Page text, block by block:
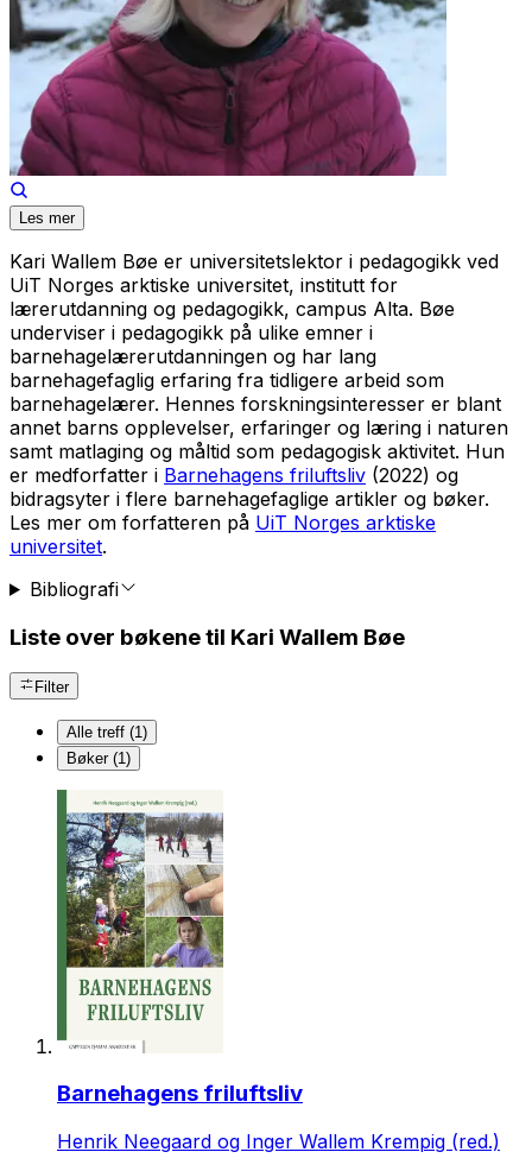
Les mer
Kari Wallem Bøe er universitetslektor i pedagogikk ved
UiT Norges arktiske universitet, institutt for
lærerutdanning og pedagogikk, campus Alta. Bøe
underviser i pedagogikk på ulike emner i
barnehagelærerutdanningen og har lang
barnehagefaglig erfaring fra tidligere arbeid som
barnehagelærer. Hennes forskningsinteresser er blant
annet barns opplevelser, erfaringer og læring i naturen
samt matlaging og måltid som pedagogisk aktivitet. Hun
er medforfatter i Barnehagens friluftsliv (2022) og
bidragsyter i flere barnehagefaglige artikler og bøker.
Les mer om forfatteren på UiT Norges arktiske
universitet.
Bibliografi
Liste over bøkene til Kari Wallem Bøe
Filter
Alle treff (1)
Bøker (1)
Barnehagens friluftsliv
Henrik Neegaard og Inger Wallem Krempig (red.)